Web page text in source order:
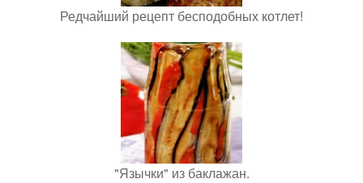
Редчайший рецепт бесподобных котлет!
"Язычки" из баклажан.